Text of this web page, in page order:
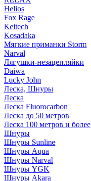
Helios
Fox Rage
Keitech
Kosadaka
Мягкие приманки Storm
Narval
Лягушки-незацепляйки
Daiwa
Lucky John
Леска, Шнуры
Леска
Леска Fluorocarbon
Леска до 50 метров
Леска 100 метров и более
Шнуры
Шнуры Sunline
Шнуры Aqua
Шнуры Narval
Шнуры YGK
Шнуры Akara